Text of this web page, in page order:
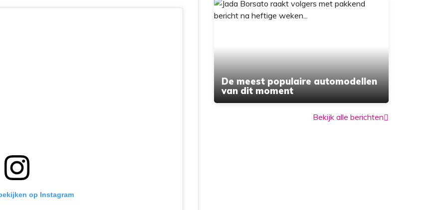
op Instagram
De meest populaire automodellen
van dit moment
Bekijk alle berichten